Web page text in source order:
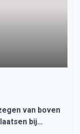
van boven
bij